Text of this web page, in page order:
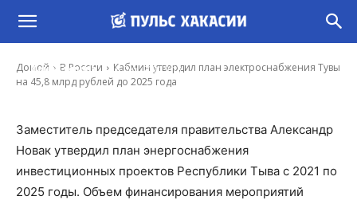
Домой В России
Кабмин утвердил план электроснабжения Тувы
на 45,8 млрд рублей до 2025 года
Кабмин утвердил план электроснабжения
Тувы на 45,8 млрд рублей до 2025 года
Иона Суслова 16 Дек, 2021 9:13
Заместитель председателя правительства Александр
Новак утвердил план энергоснабжения
инвестиционных проектов Республики Тыва с 2021 по
2025 годы. Объем финансирования мероприятий